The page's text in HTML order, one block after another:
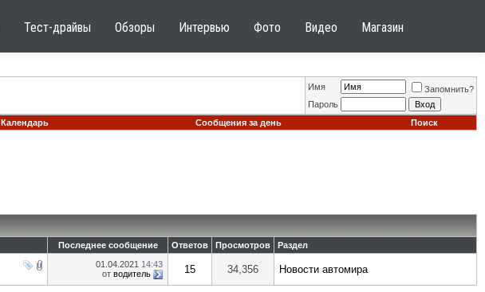
Тест-драйвы Обзоры Интервью Фото Видео Магазин
Имя
Запомнить?
Пароль
Календарь Сообщения за день Поиск
Последнее сообщение Ответов Просмотров Раздел
01.04.2021 14:43
от водитель 15 34,356 Новости автомира